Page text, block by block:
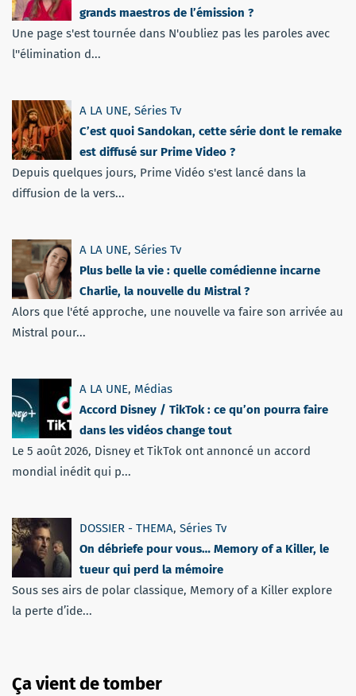
grands maestros de l’émission ?
Une page s'est tournée dans N'oubliez pas les paroles avec
l''élimination d...
A LA UNE, Séries Tv
C’est quoi Sandokan, cette série dont le remake
est diffusé sur Prime Video ?
Depuis quelques jours, Prime Vidéo s'est lancé dans la
diffusion de la vers...
A LA UNE, Séries Tv
Plus belle la vie : quelle comédienne incarne
Charlie, la nouvelle du Mistral ?
Alors que l'été approche, une nouvelle va faire son arrivée au
Mistral pour...
A LA UNE, Médias
Accord Disney / TikTok : ce qu’on pourra faire
dans les vidéos change tout
Le 5 août 2026, Disney et TikTok ont annoncé un accord
mondial inédit qui p...
DOSSIER - THEMA, Séries Tv
On débriefe pour vous… Memory of a Killer, le
tueur qui perd la mémoire
Sous ses airs de polar classique, Memory of a Killer explore
la perte d’ide...
Ça vient de tomber